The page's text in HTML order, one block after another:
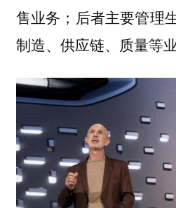
售业务；后者主要管理
制造、供应链、质量等业